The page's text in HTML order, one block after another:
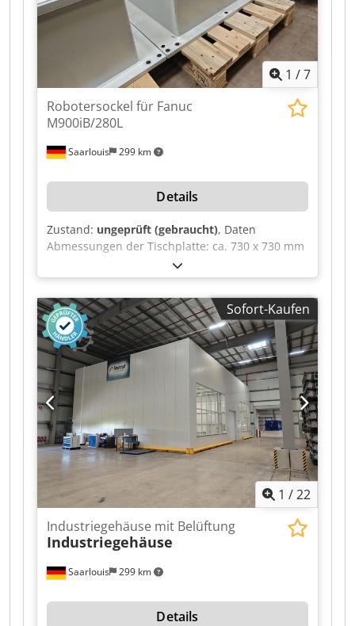
Frequency: 50 Hz Control voltage: 24 VDC
Nominal current: 23 A Power: 15 kW Back-up
fuse: 50 A Diversity factor: 0.9 Power supply: 3×
1 /7
Saarlouis 299 km
Robotersockel für Fanuc
M900iB/280L
Details
Zustand: ungeprüft (gebraucht), Daten
Abmessungen der Tischplatte: ca. 730 x 730 mm
Geeignet für den Fanuc M900iB/280L-Roboter
Gesamtabmessungen: ca. 940 x 810 x 660 mm
Cjdpfx Adszilrhewsha
Sofort-Kaufen
1 /22
Saarlouis 299 km
Industriegehäuse mit Belüftung
Industriegehäuse
Details